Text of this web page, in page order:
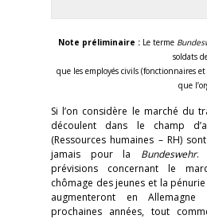
Note préliminaire : Le terme
soldats
que les employés civils (fonctionnaires
que
Si l’on considère le marché du
découlent dans le champ
(Ressources humaines – RH)
jamais pour la Bundeswehr.
prévisions concernant le
chômage des jeunes et la
augmenteront en
prochaines années, tout